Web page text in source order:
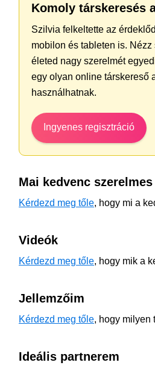
Komoly társkeresés
Szilvia felkeltette az
mobilon és tableten is.
életed nagy szerelmét
egy olyan online társkereső
használhatnak.
Ingyenes regisztráció
Mai kedvenc
Kérdezd meg tőle, hogy mi a
Videók
Kérdezd meg tőle, hogy mik a
Jellemzőim
Kérdezd meg tőle, hogy milyen
Ideális partnerem